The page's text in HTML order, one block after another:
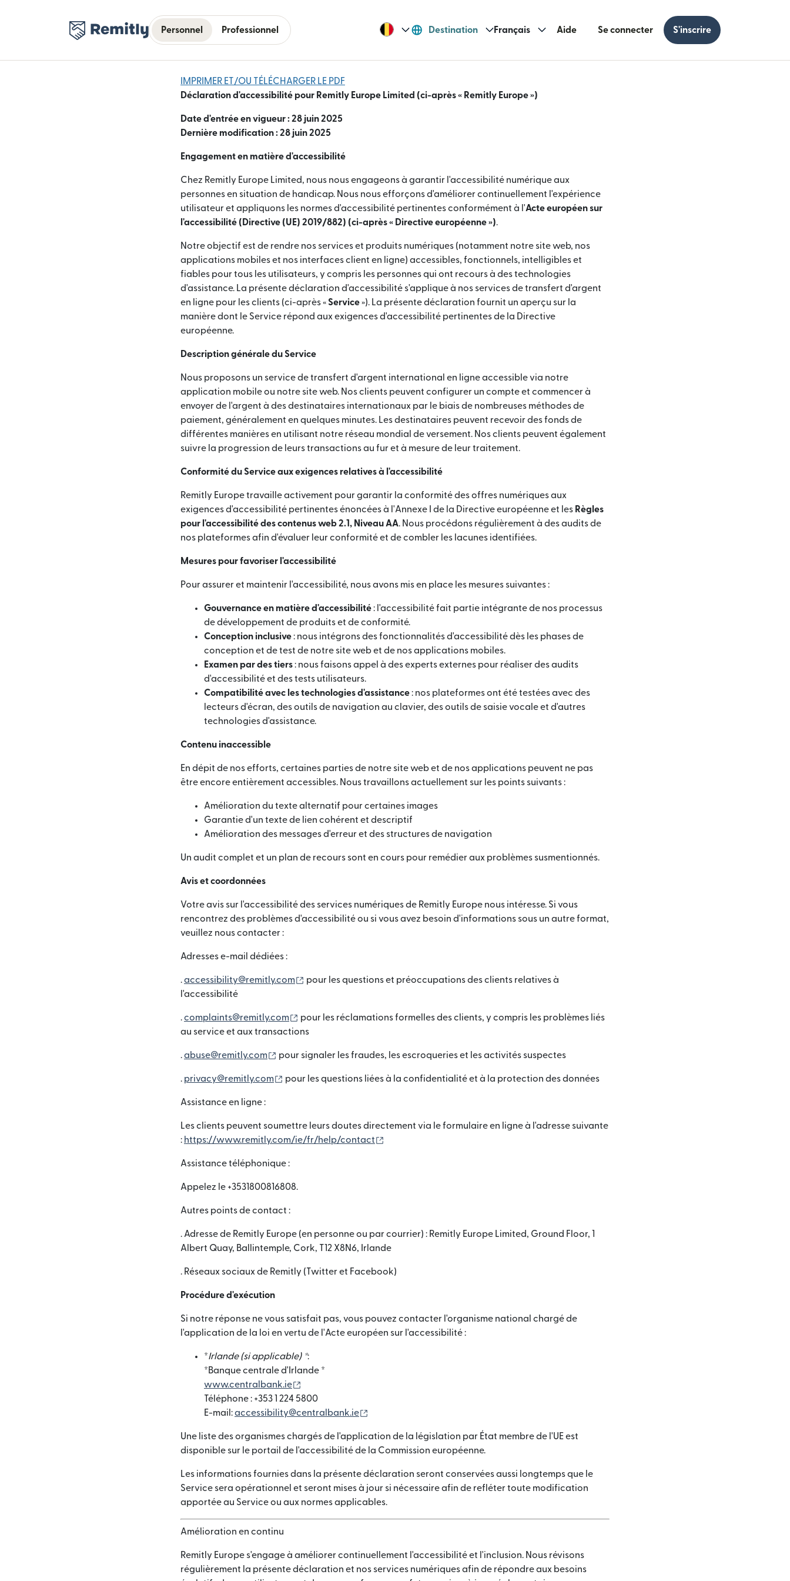
Personnel Professionnel Destination Français Aide Se connecter S'inscrire
IMPRIMER ET/OU TÉLÉCHARGER LE PDF
Déclaration d'accessibilité pour Remitly Europe Limited (ci-après « Remitly Europe »)
Date d'entrée en vigueur : 28 juin 2025
Dernière modification : 28 juin 2025
Engagement en matière d'accessibilité
Chez Remitly Europe Limited, nous nous engageons à garantir l'accessibilité numérique aux
personnes en situation de handicap. Nous nous efforçons d'améliorer continuellement l'expérience
utilisateur et appliquons les normes d'accessibilité pertinentes conformément à l'Acte européen sur
l'accessibilité (Directive (UE) 2019/882) (ci-après « Directive européenne »).
Notre objectif est de rendre nos services et produits numériques (notamment notre site web, nos
applications mobiles et nos interfaces client en ligne) accessibles, fonctionnels, intelligibles et
fiables pour tous les utilisateurs, y compris les personnes qui ont recours à des technologies
d'assistance. La présente déclaration d'accessibilité s'applique à nos services de transfert d'argent
en ligne pour les clients (ci-après « Service»). La présente déclaration fournit un aperçu sur la
manière dont le Service répond aux exigences d'accessibilité pertinentes de la Directive
européenne.
Description générale du Service
Nous proposons un service de transfert d'argent international en ligne accessible via notre
application mobile ou notre site web. Nos clients peuvent configurer un compte et commencer à
envoyer de l'argent à des destinataires internationaux par le biais de nombreuses méthodes de
paiement, généralement en quelques minutes. Les destinataires peuvent recevoir des fonds de
différentes manières en utilisant notre réseau mondial de versement. Nos clients peuvent également
suivre la progression de leurs transactions au fur et à mesure de leur traitement.
Conformité du Service aux exigences relatives à l'accessibilité
Remitly Europe travaille activement pour garantir la conformité des offres numériques aux
exigences d'accessibilité pertinentes énoncées à l'Annexe I de la Directive européenne et les Règles
pour l'accessibilité des contenus web 2.1, Niveau AA. Nous procédons régulièrement à des audits de
nos plateformes afin d'évaluer leur conformité et de combler les lacunes identifiées.
Mesures pour favoriser l'accessibilité
Pour assurer et maintenir l'accessibilité, nous avons mis en place les mesures suivantes :
Gouvernance en matière d'accessibilité: l'accessibilité fait partie intégrante de nos processus
de développement de produits et de conformité.
Conception inclusive: nous intégrons des fonctionnalités d'accessibilité dès les phases de
conception et de test de notre site web et de nos applications mobiles.
Examen par des tiers: nous faisons appel à des experts externes pour réaliser des audits
d'accessibilité et des tests utilisateurs.
Compatibilité avec les technologies d'assistance: nos plateformes ont été testées avec des
lecteurs d'écran, des outils de navigation au clavier, des outils de saisie vocale et d'autres
technologies d'assistance.
Contenu inaccessible
En dépit de nos efforts, certaines parties de notre site web et de nos applications peuvent ne pas
être encore entièrement accessibles. Nous travaillons actuellement sur les points suivants :
Amélioration du texte alternatif pour certaines images
Garantie d'un texte de lien cohérent et descriptif
Amélioration des messages d'erreur et des structures de navigation
Un audit complet et un plan de recours sont en cours pour remédier aux problèmes susmentionnés.
Avis et coordonnées
Votre avis sur l'accessibilité des services numériques de Remitly Europe nous intéresse. Si vous
rencontrez des problèmes d'accessibilité ou si vous avez besoin d'informations sous un autre format,
veuillez nous contacter :
Adresses e-mail dédiées :
.accessibility@remitly.com (s'ouvre dans une nouvelle fenêtre)
pour les questions et préoccupations des clients relatives à
l'accessibilité
.complaints@remitly.com (s'ouvre dans une nouvelle fenêtre)
pour les réclamations formelles des clients, y compris les problèmes liés
au service et aux transactions
.abuse@remitly.com (s'ouvre dans une nouvelle fenêtre)
pour signaler les fraudes, les escroqueries et les activités suspectes
. privacy@remitly.com (s'ouvre dans une nouvelle fenêtre)
pour les questions liées à la confidentialité et à la protection des données
Assistance en ligne :
Les clients peuvent soumettre leurs doutes directement via le formulaire en ligne à l'adresse suivante
: https://www.remitly.com/ie/fr/help/contact
Assistance téléphonique :
Appelez le +3531800816808.
Autres points de contact :
. Adresse de Remitly Europe (en personne ou par courrier) : Remitly Europe Limited, Ground Floor, 1
Albert Quay, Ballintemple, Cork, T12 X8N6, Irlande
. Réseaux sociaux de Remitly (Twitter et Facebook)
Procédure d'exécution
Si notre réponse ne vous satisfait pas, vous pouvez contacter l'organisme national chargé de
l'application de la loi en vertu de l'Acte européen sur l'accessibilité :
*Irlande (si applicable) *:
*Banque centrale d'Irlande *
www.centralbank.ie
Téléphone : +353 1 224 5800
E-mail:accessibility@centralbank.ie
Une liste des organismes chargés de l'application de la législation par État membre de l'UE est
disponible sur le portail de l'accessibilité de la Commission européenne.
Les informations fournies dans la présente déclaration seront conservées aussi longtemps que le
Service sera opérationnel et seront mises à jour si nécessaire afin de refléter toute modification
apportée au Service ou aux normes applicables.
Amélioration en continu
Remitly Europe s'engage à améliorer continuellement l'accessibilité et l'inclusion. Nous révisons
régulièrement la présente déclaration et nos services numériques afin de répondre aux besoins